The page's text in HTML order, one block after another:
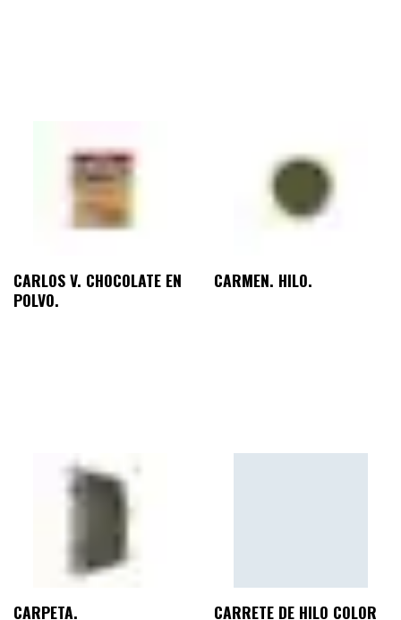
CARLOS V. CHOCOLATE EN
POLVO.
CARMEN. HILO.
CARPETA.
CARRETE DE HILO COLOR